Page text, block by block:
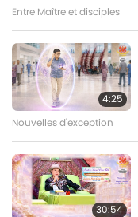
12:41
13:37
Entre Maître et disciples
4:25
Nouvelles d'exception
30:54